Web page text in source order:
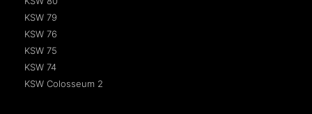
KSW 79
KSW 76
KSW 75
KSW 74
KSW Colosseum 2